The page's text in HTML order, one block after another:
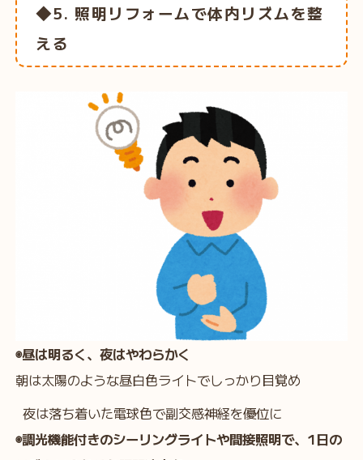
◆5. 照明リフォームで体内リズムを整
える
◉昼は明るく、夜はやわらかく
朝は太陽のような昼白色ライトでしっかり目覚め
夜は落ち着いた電球色で副交感神経を優位に
◉調光機能付きのシーリングライトや間接照明で、1日の